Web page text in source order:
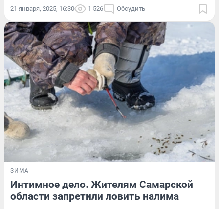
21 января, 2025, 16:30 1 526 Обсудить
ЗИМА
Интимное дело. Жителям Самарской
области запретили ловить налима